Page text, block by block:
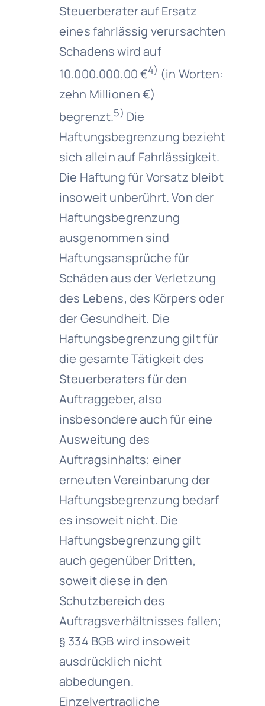
Steuerberater auf Ersatz
eines fahrlässig verursachten
Schadens wird auf
10.000.000,00 €4) (in Worten:
zehn Millionen €)
begrenzt.5) Die
Haftungsbegrenzung bezieht
sich allein auf Fahrlässigkeit.
Die Haftung für Vorsatz bleibt
insoweit unberührt. Von der
Haftungsbegrenzung
ausgenommen sind
Haftungsansprüche für
Schäden aus der Verletzung
des Lebens, des Körpers oder
der Gesundheit. Die
Haftungsbegrenzung gilt für
die gesamte Tätigkeit des
Steuerberaters für den
Auftraggeber, also
insbesondere auch für eine
Ausweitung des
Auftragsinhalts; einer
erneuten Vereinbarung der
Haftungsbegrenzung bedarf
es insoweit nicht. Die
Haftungsbegrenzung gilt
auch gegenüber Dritten,
soweit diese in den
Schutzbereich des
Auftragsverhältnisses fallen;
§ 334 BGB wird insoweit
ausdrücklich nicht
abbedungen.
Einzelvertragliche